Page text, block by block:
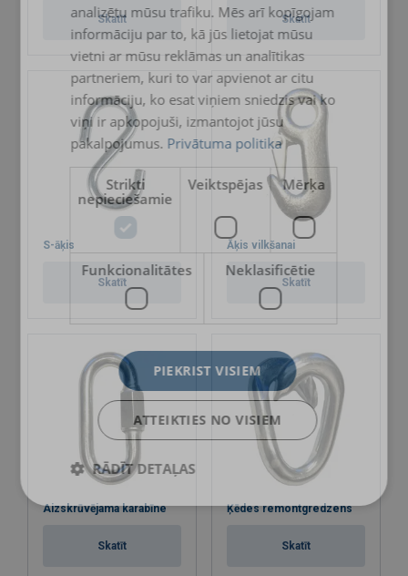
Skatīt Skatīt
S-āķis
Skatīt
Āķis vilkšanai
Skatīt
Aizskrūvējama karabīne
Skatīt
Ķēdes remontgredzens
Skatīt
analizētu mūsu trafiku. Mēs arī kopīgojam
informāciju par to, kā jūs lietojat mūsu
vietni ar mūsu reklāmas un analītikas
partneriem, kuri to var apvienot ar citu
informāciju, ko esat viņiem sniedzis vai ko
viņi ir apkopojuši, izmantojot jūsu
pakalpojumus. Privātuma politika
Strikti
nepieciešamie
Veiktspējas Mērķa
Funkcionalitātes Neklasificētie
PIEKRIST VISIEM
ATTEIKTIES NO VISIEM
RĀDĪT DETAĻAS